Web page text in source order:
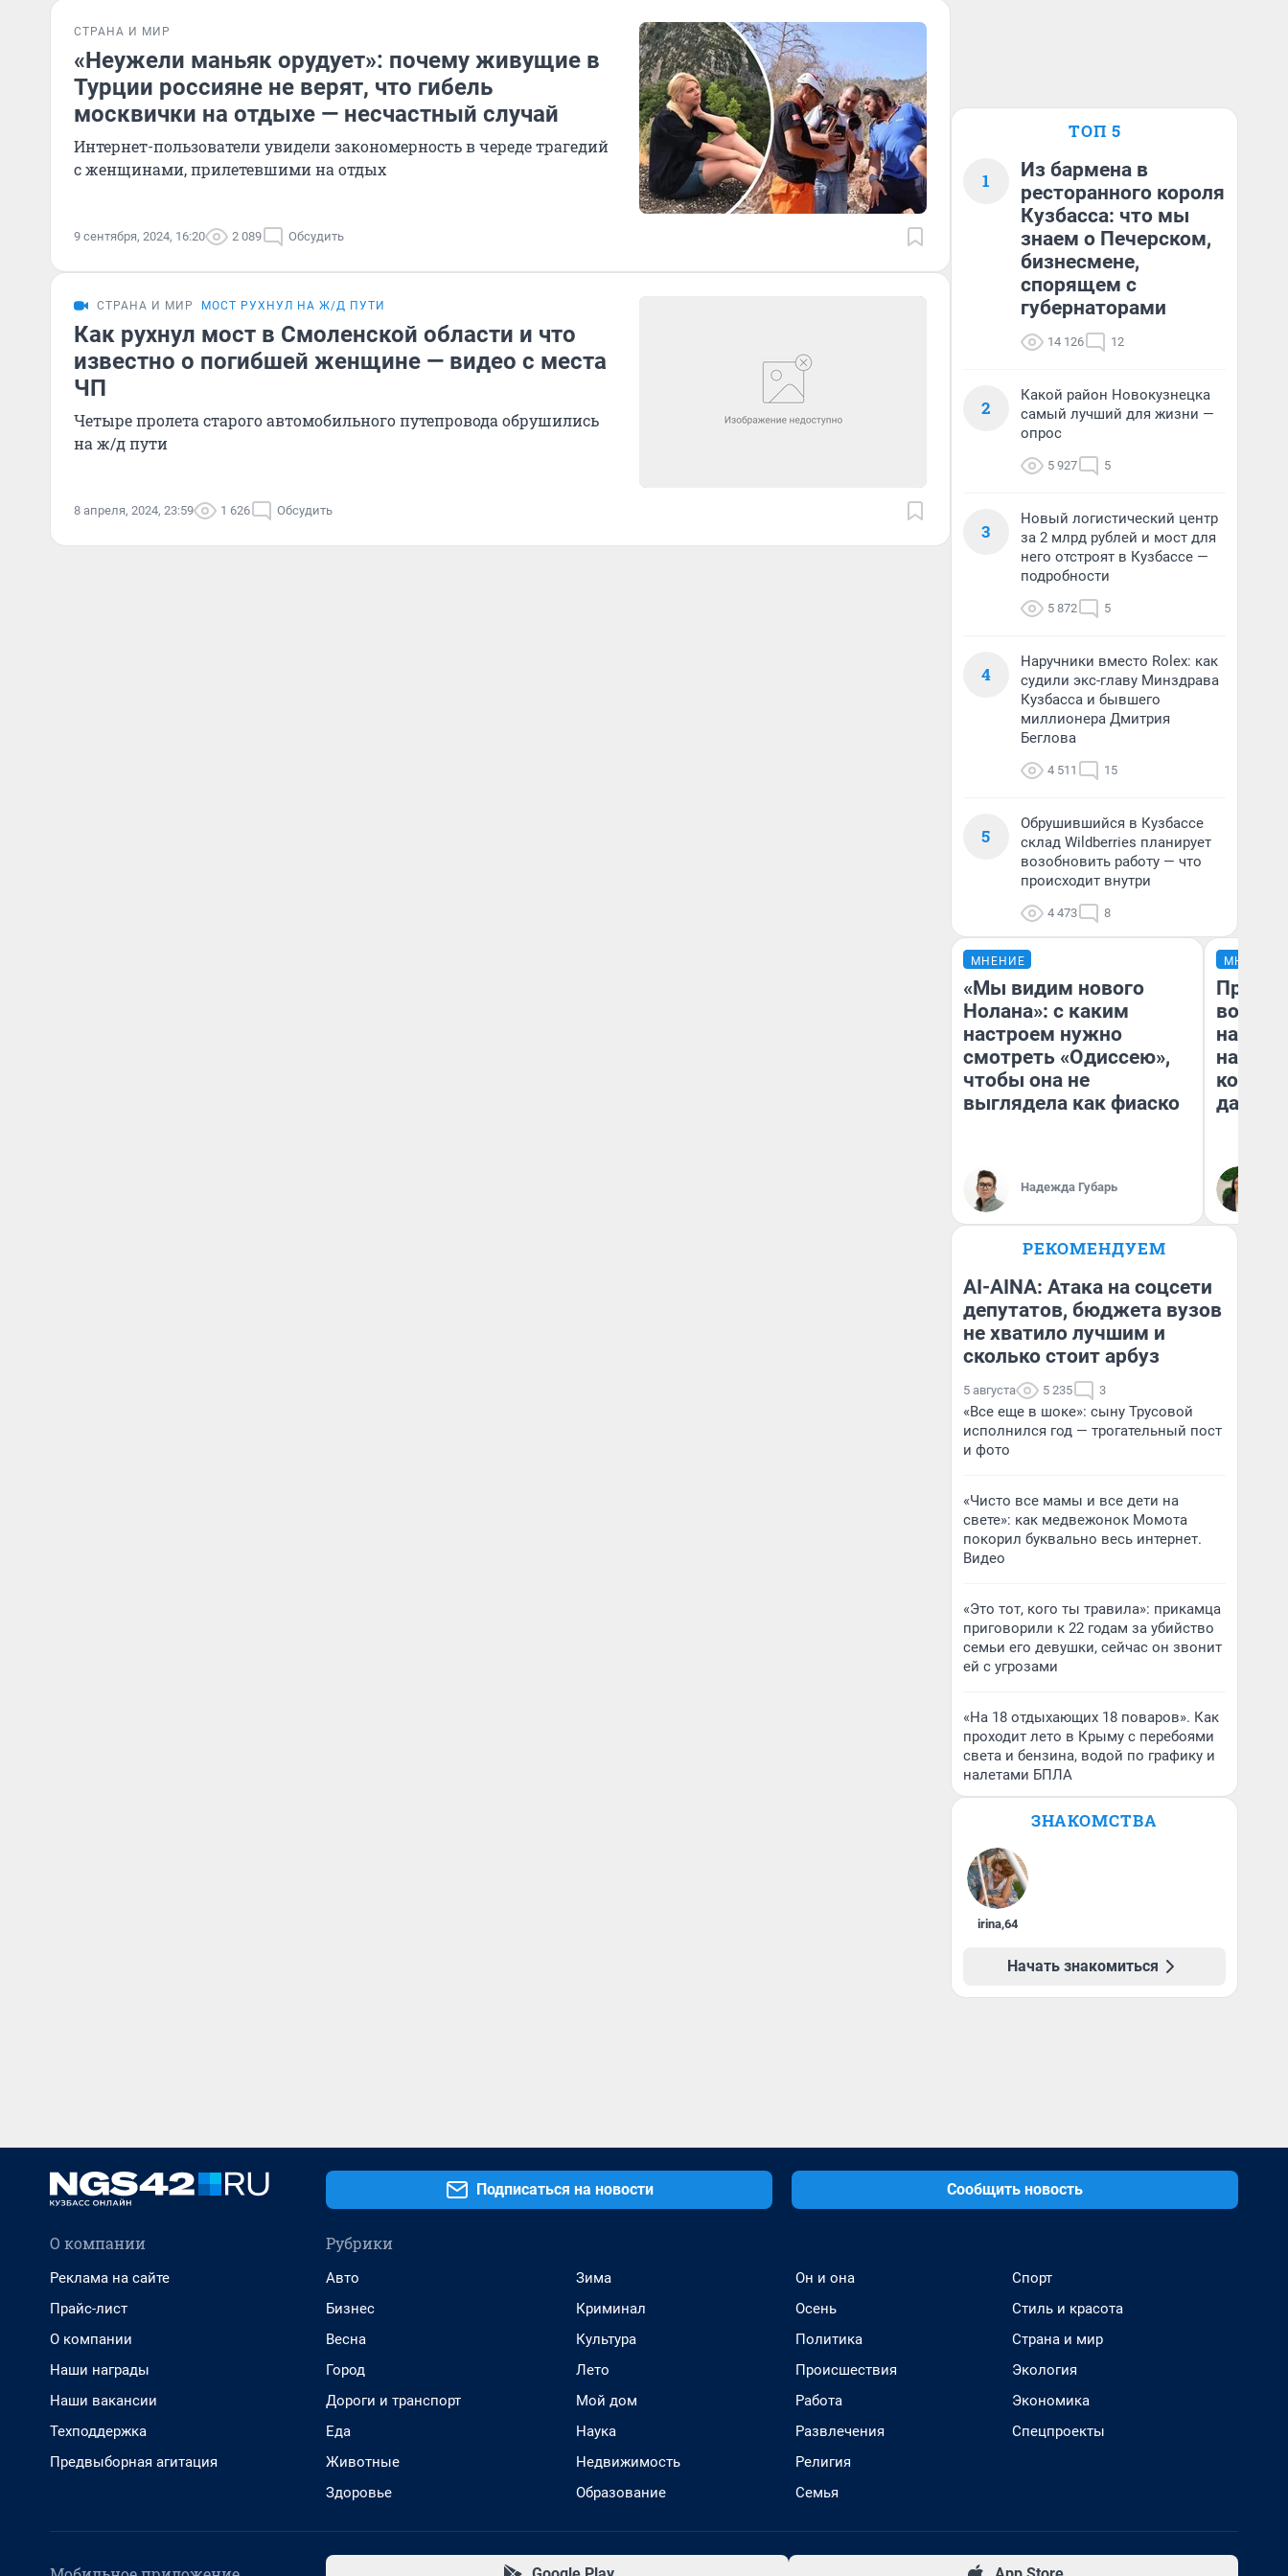
СТРАНА И МИР
«Неужели маньяк орудует»: почему живущие в
Турции россияне не верят, что гибель
москвички на отдыхе — несчастный случай
Интернет-пользователи увидели закономерность в череде трагедий
с женщинами, прилетевшими на отдых
9 сентября, 2024, 16:20 2 089 Обсудить
СТРАНА И МИР МОСТ РУХНУЛ НА Ж/Д ПУТИ
Как рухнул мост в Смоленской области и что
известно о погибшей женщине — видео с места
ЧП
Четыре пролета старого автомобильного путепровода обрушились
на ж/д пути
8 апреля, 2024, 23:59 1 626 Обсудить
ТОП 5
1
Из бармена в
ресторанного короля
Кузбасса: что мы
знаем о Печерском,
бизнесмене,
спорящем с
губернаторами
14 126 12
2
Какой район Новокузнецка
самый лучший для жизни —
опрос
5 927 5
3
Новый логистический центр
за 2 млрд рублей и мост для
него отстроят в Кузбассе —
подробности
5 872 5
4
Наручники вместо Rolex: как
судили экс-главу Минздрава
Кузбасса и бывшего
миллионера Дмитрия
Беглова
4 511 15
5
Обрушившийся в Кузбассе
склад Wildberries планирует
возобновить работу — что
происходит внутри
4 473 8
МНЕНИЕ
«Мы видим нового
Нолана»: с каким
настроем нужно
смотреть «Одиссею»,
чтобы она не
выглядела как фиаско
Надежда Губарь
МНЕНИЕ
нам
даже
РЕКОМЕНДУЕМ
AI-AINA: Атака на соцсети
депутатов, бюджета вузов
не хватило лучшим и
сколько стоит арбуз
5 августа 5 235 3
«Все еще в шоке»: сыну Трусовой
исполнился год — трогательный пост
и фото
«Чисто все мамы и все дети на
свете»: как медвежонок Момота
покорил буквально весь интернет.
Видео
«Это тот, кого ты травила»: прикамца
приговорили к 22 годам за убийство
семьи его девушки, сейчас он звонит
ей с угрозами
«На 18 отдыхающих 18 поваров». Как
проходит лето в Крыму с перебоями
света и бензина, водой по графику и
налетами БПЛА
ЗНАКОМСТВА
irina,64
Начать знакомиться
Подписаться на новости Сообщить новость
О компании
Реклама на сайте
Прайс-лист
О компании
Наши награды
Наши вакансии
Техподдержка
Предвыборная агитация
Рубрики
Авто
Бизнес
Весна
Город
Дороги и транспорт
Еда
Животные
Здоровье
Зима
Криминал
Культура
Лето
Мой дом
Наука
Недвижимость
Образование
Он и она
Осень
Политика
Происшествия
Работа
Развлечения
Религия
Семья
Спорт
Стиль и красота
Страна и мир
Экология
Экономика
Спецпроекты